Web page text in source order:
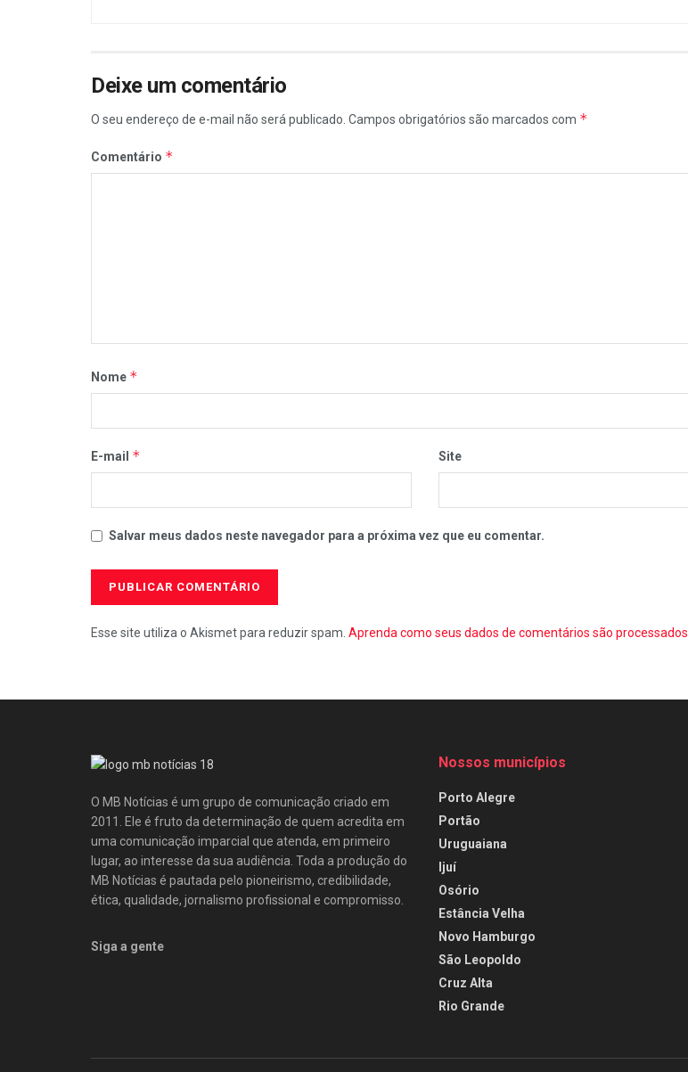
Deixe um comentário
O seu endereço de e-mail não será publicado. Campos obrigatórios são marcados com *
Comentário *
Nome *
E-mail * Site
Salvar meus dados neste navegador para a próxima vez que eu comentar.
Esse site utiliza o Akismet para reduzir spam. Aprenda como seus dados de comentários são processados
O MB Notícias é um grupo de comunicação criado em
2011. Ele é fruto da determinação de quem acredita em
uma comunicação imparcial que atenda, em primeiro
lugar, ao interesse da sua audiência. Toda a produção do
MB Notícias é pautada pelo pioneirismo, credibilidade,
ética, qualidade, jornalismo profissional e compromisso.
Siga a gente
Nossos municípios
Porto Alegre
Portão
Uruguaiana
Ijuí
Osório
Estância Velha
Novo Hamburgo
São Leopoldo
Cruz Alta
Rio Grande